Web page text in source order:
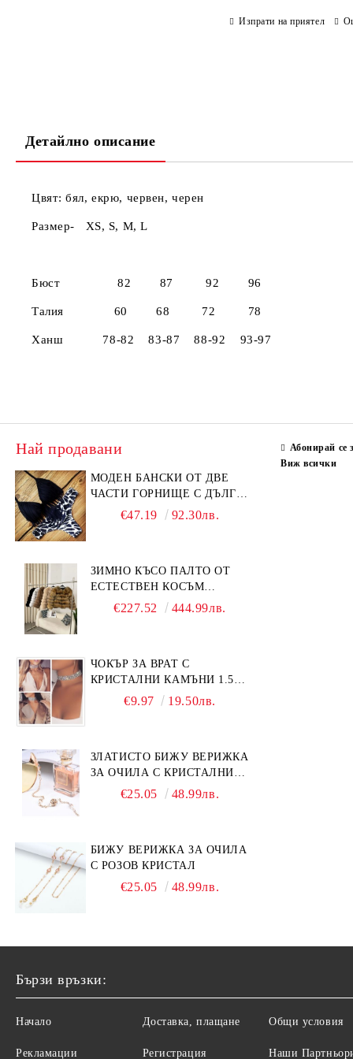
Изпрати на приятел
Детайлно описание
Цвят: бял, екрю, червен, черен
Размер-
XS
Бюст 82 87 92 96
Талия 60 68 72 78
Ханш 78-82 83-87 88-92 93-97
Най продавани
МОДЕН БАНСКИ ОТ ДВЕ
ЧАСТИ ГОРНИЩЕ С ДЪЛГИ
РЕСНИ€47.19 92.30лв.
ЗИМНО КЪСО ПАЛТО ОТ
ЕСТЕСТВЕН КОСЪМ
ЛИСИЦА
€227.52 444.99лв.
ЧОКЪР ЗА ВРАТ С
КРИСТАЛНИ КАМЪНИ 1.5
€9.97 19.50лв.
ЗЛАТИСТО БИЖУ ВЕРИЖКА
ЗА ОЧИЛА С КРИСТАЛНИ
КАМЪНИ И ПЕРЛИ
€25.05 48.99лв.
БИЖУ ВЕРИЖКА ЗА ОЧИЛА
С РОЗОВ КРИСТАЛ
€25.05 48.99лв.
Абонирай се
Виж всички
Бързи връзки:
Начало
Рекламации
Доставка, плащане
Регистрация
Общи условия
Наши